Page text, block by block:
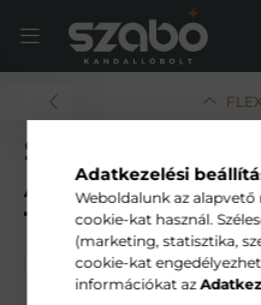
SZIGETELT
ALUMÍNIUM
150 MM - 10 M
Adatkezelési
Weboldalunk az
cookie-kat használ.
(marketing, statisztika,
cookie-kat
információkat az